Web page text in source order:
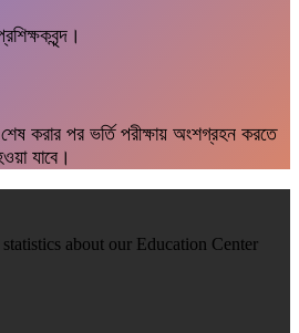
করার পর ভর্তি পরীক্ষায় অংশগ্রহন করতে
যাবে।
about our Education Center